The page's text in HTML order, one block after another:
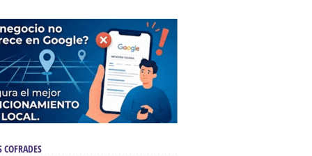
COFRADES